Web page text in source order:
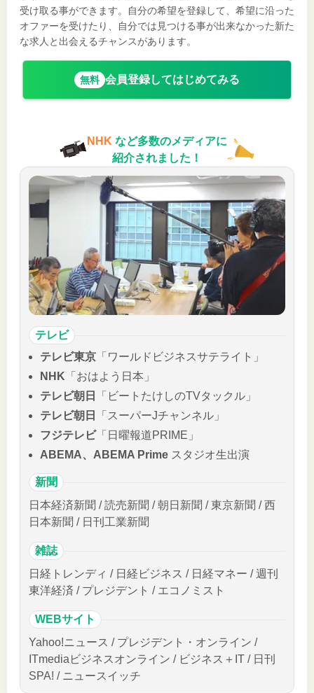
受け取る事ができます。自分の希望を登録して、希望に沿った
オファーを受けたり、自分では見つける事が出来なかった新た
な求人と出会えるチャンスがあります。
無料 会員登録してはじめてみる
NHK など多数のメディアに
紹介されました！
テレビ
テレビ東京 「ワールドビジネスサテライト」
NHK 「おはよう日本」
テレビ朝日
「ビートたけしのTVタックル」
テレビ朝日
「スーパーJチャンネル」
フジテレビ「日曜報道PRIME」
ABEMA、ABEMA Prime スタジオ生出演
新聞
日本経済新聞 / 読売新聞 / 朝日新聞 / 東京新聞 / 西
日本新聞 / 日刊工業新聞
雑誌
日経トレンディ / 日経ビジネス / 日経マネー / 週刊
東洋経済 / プレジデント / エコノミスト
WEBサイト
Yahoo!ニュース / プレジデント・オンライン /
ITmediaビジネスオンライン / ビジネス＋IT / 日刊
SPA! / ニュースイッチ